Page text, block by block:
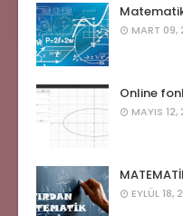
MART 09,
Online
MAYIS 12,
EYLÜL 18,